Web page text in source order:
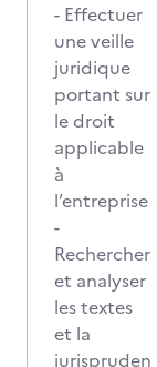
- Effectuer
une veille
juridique
portant sur
le droit
applicable
à
l’entreprise
-
Rechercher
et analyser
les textes
et la
jurispruden